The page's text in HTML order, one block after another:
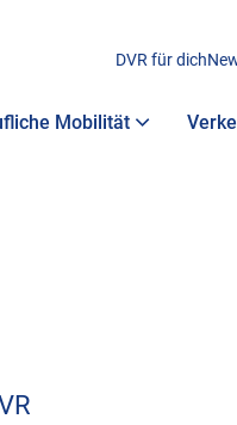
DVR für dich
Mobilität